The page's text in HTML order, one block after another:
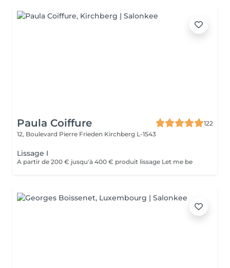
Paula Coiffure
122
12, Boulevard Pierre Frieden Kirchberg L-1543
Lissage I
A partir de 200 € jusqu'à 400 € produit lissage Let me be